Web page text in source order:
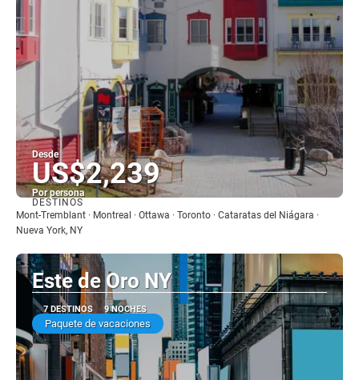
Desde
US$2,239
Por persona
Ver
DESTINOS
Mont-Tremblant · Montreal · Ottawa · Toronto · Cataratas del Niágara ·
Nueva York, NY
Este de Oro NY
7 DESTINOS 9 NOCHES
Paquete de vacaciones